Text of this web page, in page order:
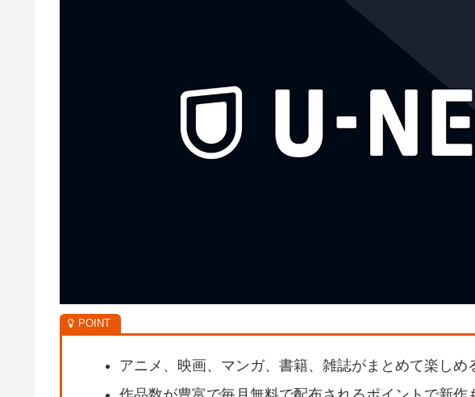
アニメ、映画、マンガ、書籍、雑誌がまとめて楽しめ